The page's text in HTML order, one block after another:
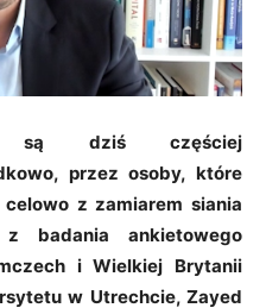
są dziś częściej
przez osoby, które
z zamiarem siania
badania ankietowego
i Wielkiej Brytanii
w Utrechcie, Zayed